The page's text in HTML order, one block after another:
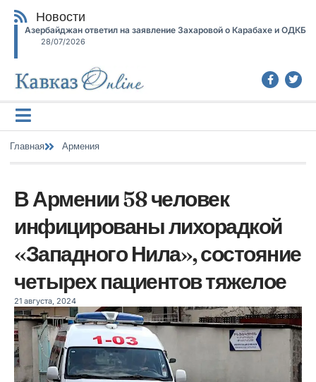
Новости
Азербайджан ответил на заявление Захаровой о Карабахе и ОДКБ
28/07/2026
Главная Армения
В Армении 58 человек
инфицированы лихорадкой
«Западного Нила», состояние
четырех пациентов тяжелое
21 августа, 2024